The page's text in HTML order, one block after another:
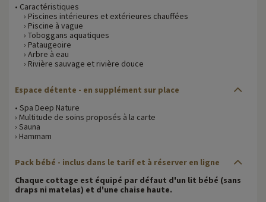
• Caractéristiques
› Piscines intérieures et extérieures chauffées
› Piscine à vague
› Toboggans aquatiques
› Pataugeoire
› Arbre à eau
› Rivière sauvage et rivière douce
Espace détente - en supplément sur place
• Spa Deep Nature
› Multitude de soins proposés à la carte
› Sauna
› Hammam
Pack bébé - inclus dans le tarif et à réserver en ligne
Chaque cottage est équipé par défaut d'un lit bébé (sans
draps ni matelas) et d'une chaise haute.